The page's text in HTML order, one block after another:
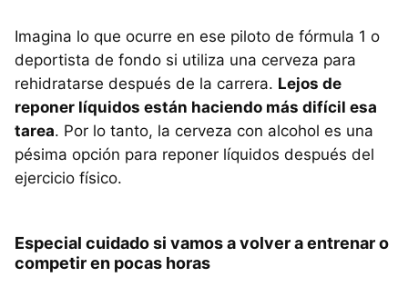
Imagina lo que ocurre en ese piloto de fórmula 1 o
deportista de fondo si utiliza una cerveza para
rehidratarse después de la carrera. Lejos de
reponer líquidos están haciendo más difícil esa
tarea. Por lo tanto, la cerveza con alcohol es una
pésima opción para reponer líquidos después del
ejercicio físico.
Especial cuidado si vamos a volver a entrenar o
competir en pocas horas